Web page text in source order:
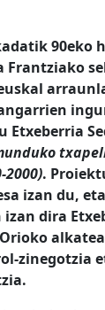
90eko
Frantziako
Etxeberria
2000).
izan du,
dira
zinegotzia